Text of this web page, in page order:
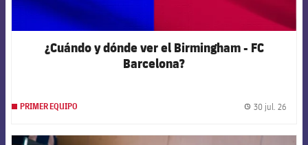
¿Cuándo y dónde ver el Birmingham - FC
Barcelona?
PRIMER EQUIPO 30 jul. 26